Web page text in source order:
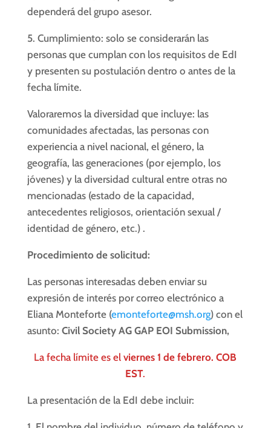
dependerá del grupo asesor.
5. Cumplimiento: solo se considerarán las
personas que cumplan con los requisitos de EdI
y presenten su postulación dentro o antes de la
fecha límite.
Valoraremos la diversidad que incluye: las
comunidades afectadas, las personas con
experiencia a nivel nacional, el género, la
geografía, las generaciones (por ejemplo, los
jóvenes) y la diversidad cultural entre otras no
mencionadas (estado de la capacidad,
antecedentes religiosos, orientación sexual /
identidad de género, etc.) .
Procedimiento de solicitud:
Las personas interesadas deben enviar su
expresión de interés por correo electrónico a
Eliana Monteforte (emonteforte@msh.org) con el
asunto: Civil Society AG GAP EOI Submission,
La fecha límite es elviernes 1 de febrero. COB
EST.
La presentación de la EdI debe incluir: